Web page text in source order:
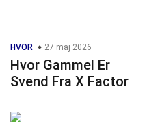
HVOR 27 maj 2026
Hvor Gammel Er
Svend Fra X Factor